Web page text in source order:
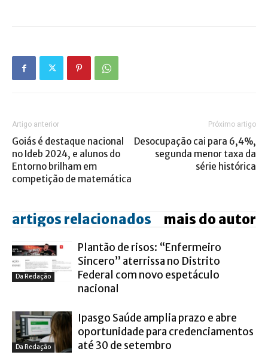
Artigo anterior
Goiás é destaque nacional
no Ideb 2024, e alunos do
Entorno brilham em
competição de matemática
Próximo artigo
Desocupação cai para 6,4%,
segunda menor taxa da
série histórica
artigos relacionados mais do autor
Da Redação
Plantão de risos: “Enfermeiro
Sincero” aterrissa no Distrito
Federal com novo espetáculo
nacional
Da Redação
Ipasgo Saúde amplia prazo e abre
oportunidade para credenciamentos
até 30 de setembro